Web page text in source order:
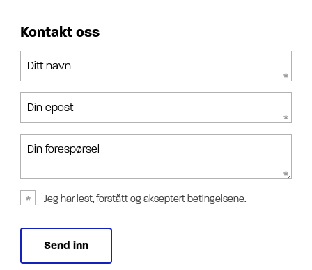
Kontakt oss
Ditt navn
Din epost
Din forespørsel
Jeg har lest, forstått og akseptert betingelsene.